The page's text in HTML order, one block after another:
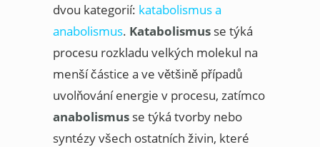
dvou kategorií: katabolismus a
anabolismus. Katabolismus se týká
procesu rozkladu velkých molekul na
menší částice a ve většině případů
uvolňování energie v procesu, zatímco
anabolismus se týká tvorby nebo
syntézy všech ostatních živin, které